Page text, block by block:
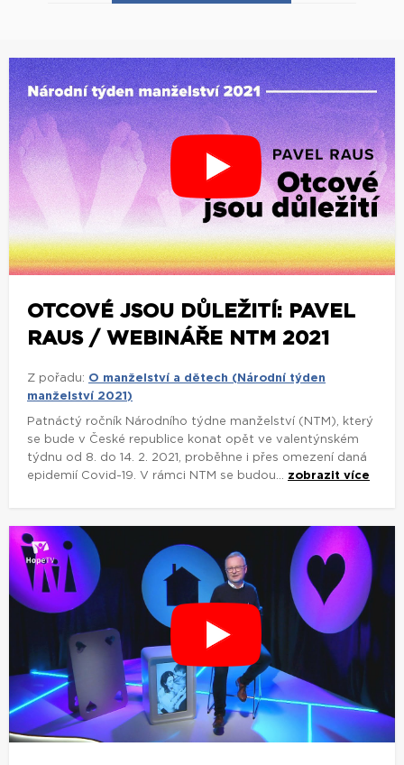
OTCOVÉ JSOU DŮLEŽITÍ: PAVEL
RAUS / WEBINÁŘE NTM 2021
Z pořadu: O manželství a dětech (Národní týden
manželství 2021)
Patnáctý ročník Národního týdne manželství (NTM), který
se bude v České republice konat opět ve valentýnském
týdnu od 8. do 14. 2. 2021, proběhne i přes omezení daná
epidemií Covid-19. V rámci NTM se budou... zobrazit více